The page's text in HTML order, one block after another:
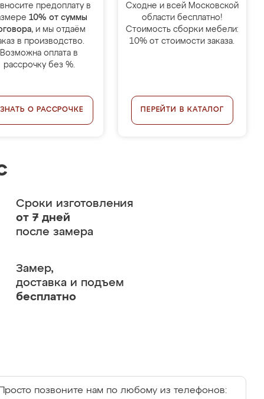
предоплату в
10% от суммы
, и мы отдаём
в производство.
Возможна оплата в
рассрочку без %.
О РАССРОЧКЕ
Сходне и всей Московской
области бесплатно!
Стоимость сборки мебели:
10% от стоимости заказа.
ПЕРЕЙТИ В КАТАЛОГ
Сроки изготовления
от 7 дней
после замера
Замер,
доставка и подъем
бесплатно
позвоните нам по любому из телефонов: